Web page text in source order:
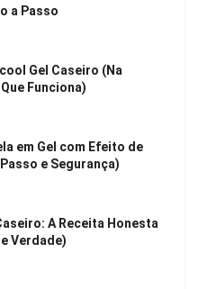
a Passo
Gel Caseiro (Na
Funciona)
em Gel com Efeito de
e Segurança)
A Receita Honesta
Verdade)